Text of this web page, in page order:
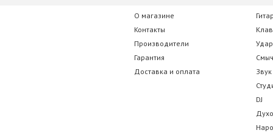
О магазине
Контакты
Производители
Гарантия
Доставка и оплата
Звук
DJ